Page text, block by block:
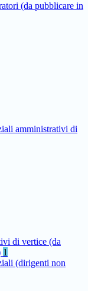
(da pubblicare in
amministrativi di
di vertice (da
1
(dirigenti non